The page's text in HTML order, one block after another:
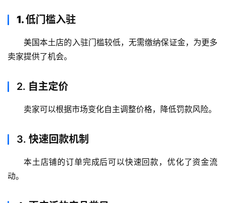
行
支
金
1. 低门槛入驻
美国本土店的入驻门槛较低，无需缴纳保证金，为更多
卖家提供了机会。
2. 自主定价
卖家可以根据市场变化自主调整价格，降低罚款风险。
3. 快速回款机制
本土店铺的订单完成后可以快速回款，优化了资金流
动。